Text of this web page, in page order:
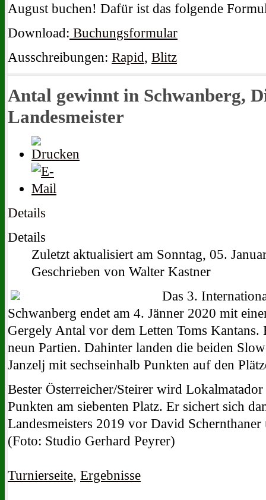
August buchen! Dafür ist das folgende
Download: Buchungsformular
Ausschreibungen: Rapid, Blitz
Antal gewinnt in Schwanberg,
Landesmeister
Details
Details
Zuletzt aktualisiert am Sonntag, 05.
Geschrieben von Walter Kastner
Das 3.
Schwanberg endet am 4. Jänner 2020 mit
Gergely Antal vor dem Letten Toms Kantans.
neun Partien. Dahinter landen die beiden
Janzelj mit sechseinhalb Punkten auf den
Bester Österreicher/Steirer wird
Punkten am siebenten Platz. Er sichert sich
Landesmeisters 2019 vor David
(Foto: Studio Gerhard Peyrer)
Turnierseite, Ergebnisse